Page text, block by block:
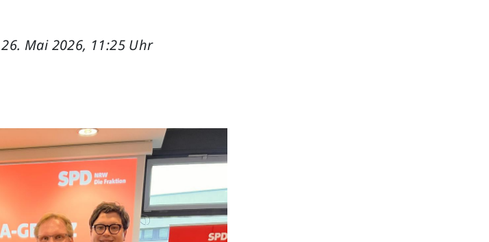
Mai 2026, 11:25 Uhr